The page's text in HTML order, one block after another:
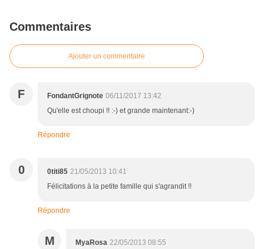
Commentaires
Ajouter un commentaire
F FondantGrignote 06/11/2017 13:42
Qu'elle est choupi !! :-) et grande maintenant:-)
Répondre
0 0titi85 21/05/2013 10:41
Félicitations à la petite famille qui s'agrandit !!
Répondre
M MyaRosa 22/05/2013 08:55